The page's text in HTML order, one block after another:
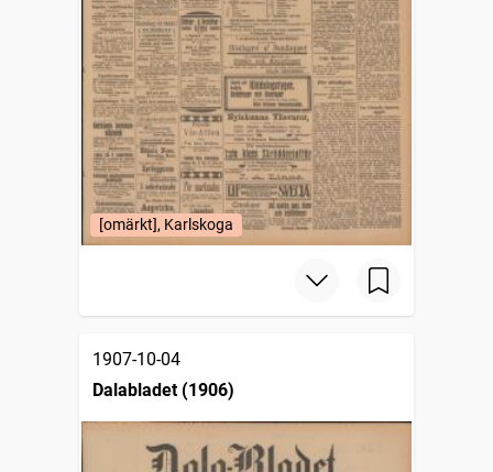
[omärkt], Karlskoga
1907-10-04
Dalabladet (1906)